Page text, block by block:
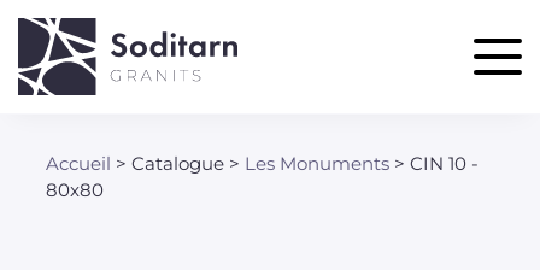
Aller
contenu
principal
Fil
Accueil Catalogue Les Monuments
CIN 10 -
80x80